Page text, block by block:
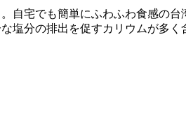
自宅でも簡単にふわふわ食感の
塩分の排出を促すカリウムが多く